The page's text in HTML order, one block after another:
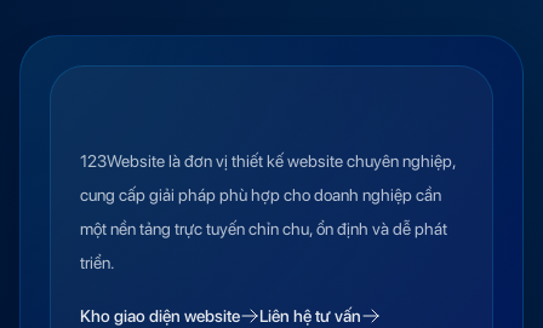
123Website là đơn vị thiết kế website chuyên nghiệp,
cung cấp giải pháp phù hợp cho doanh nghiệp cần
một nền tảng trực tuyến chỉn chu, ổn định và dễ phát
triển.
Kho giao diện website Liên hệ tư vấn